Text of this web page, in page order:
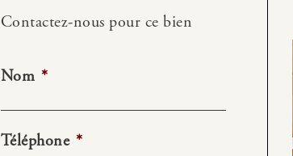
Contactez-nous pour ce bien
Nom *
Téléphone *